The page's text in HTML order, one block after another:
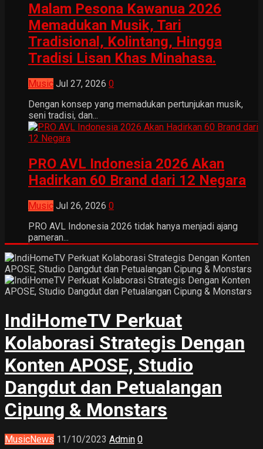
Malam Pesona Kawanua 2026
Memadukan Musik, Tari
Tradisional, Kolintang, Hingga
Tradisi Lisan Khas Minahasa.
Music Jul 27, 2026 0
Dengan konsep yang memadukan pertunjukan musik,
seni tradisi, dan...
PRO AVL Indonesia 2026 Akan
Hadirkan 60 Brand dari 12 Negara
Music Jul 26, 2026 0
PRO AVL Indonesia 2026 tidak hanya menjadi ajang
pameran...
IndiHomeTV Perkuat
Kolaborasi Strategis Dengan
Konten APOSE, Studio
Dangdut dan Petualangan
Cipung & Monstars
MusicNews 11/10/2023 Admin 0